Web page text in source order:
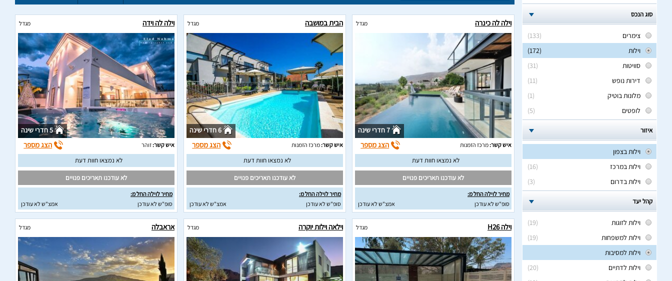
סוג הנכס
(133)
צימרים
(172)
וילות
(31)
סוויטות
(11)
דירות נופש
(1)
מלונות בוטיק
(5)
לופטים
איזור
וילות בצפון
(16)
וילות במרכז
(3)
וילות בדרום
קהל יעד
(19)
וילות לזוגות
(19)
וילות למשפחות
וילות למסיבות
(20)
וילות לדתיים
וילה לה כינרה מגדל
7 חדרי שינה
איש קשר:מרכז הזמנות הצג מספר
לא נמצאו חוות דעת
לא עודכנו תאריכים פנויים
מחיר לוילה החל מ:
סופ"ש לא עודכן
אמצ"ש לא עודכן
הבית במושבה מגדל
6 חדרי שינה
איש קשר:מרכז הזמנות הצג מספר
לא נמצאו חוות דעת
לא עודכנו תאריכים פנויים
מחיר לוילה החל מ:
סופ"ש לא עודכן
אמצ"ש לא עודכן
וילה לה וידה מגדל
5 חדרי שינה
איש קשר:זוהר הצג מספר
לא נמצאו חוות דעת
לא עודכנו תאריכים פנויים
מחיר לוילה החל מ:
סופ"ש לא עודכן
אמצ"ש לא עודכן
וילה H26 מגדל וילאה וילות יוקרה מגדל אראבלה מגדל